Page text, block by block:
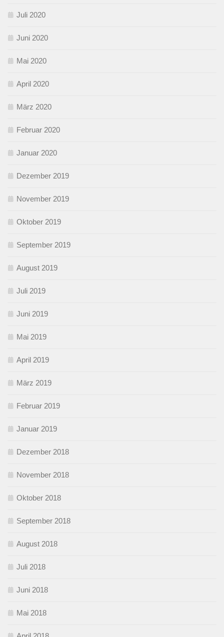
Juli 2020
Juni 2020
Mai 2020
April 2020
März 2020
Februar 2020
Januar 2020
Dezember 2019
November 2019
Oktober 2019
September 2019
August 2019
Juli 2019
Juni 2019
Mai 2019
April 2019
März 2019
Februar 2019
Januar 2019
Dezember 2018
November 2018
Oktober 2018
September 2018
August 2018
Juli 2018
Juni 2018
Mai 2018